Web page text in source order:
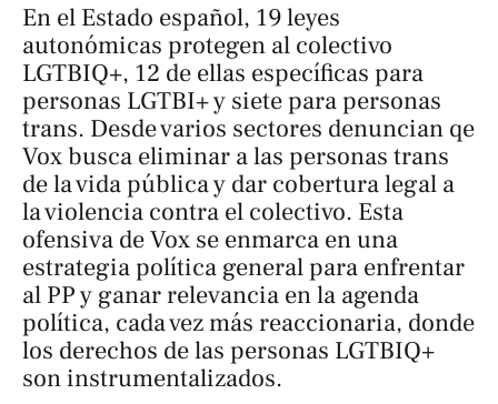
En el Estado español, 19 leyes
autonómicas protegen al colectivo
LGTBIQ+, 12 de ellas específicas para
personas LGTBI+ y siete para personas
trans. Desde varios sectores denuncian qe
Vox busca eliminar a las personas trans
de la vida pública y dar cobertura legal a
la violencia contra el colectivo. Esta
ofensiva de Vox se enmarca en una
estrategia política general para enfrentar
al PP y ganar relevancia en la agenda
política, cada vez más reaccionaria, donde
los derechos de las personas LGTBIQ+
son instrumentalizados.